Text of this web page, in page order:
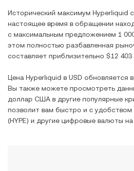
Исторический максимум Hyperliquid
настоящее время в обращении
с максимальным предложением 1
этом полностью разбавленная
составляет приблизительно $12 403
Цена Hyperliquid в USD обновляется
Вы также можете просмотреть
доллар США в другие популярные
позволит вам быстро и с удобством
(HYPE) и другие цифровые валюты на